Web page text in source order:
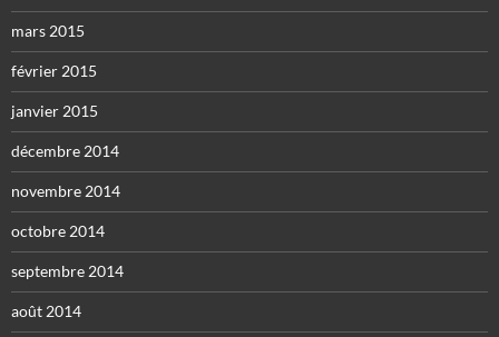
mars 2015
février 2015
janvier 2015
décembre 2014
novembre 2014
octobre 2014
septembre 2014
août 2014